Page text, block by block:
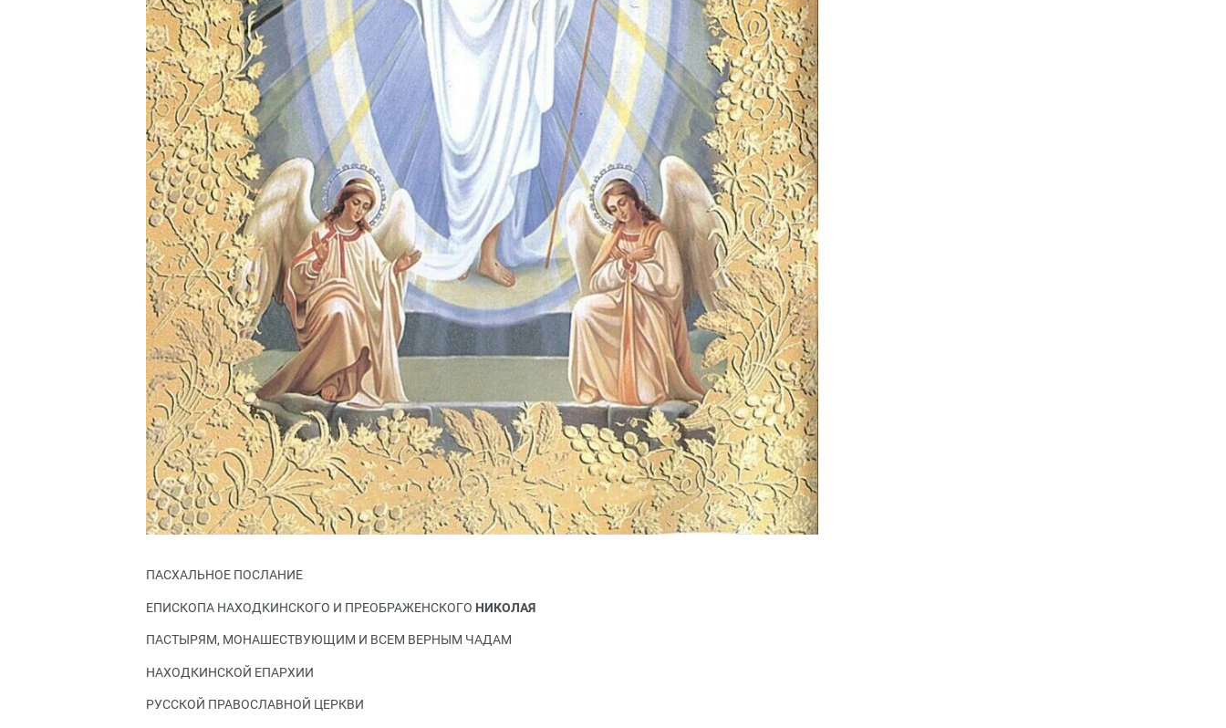
ПАСХАЛЬНОЕ ПОСЛАНИЕ
ЕПИСКОПА НАХОДКИНСКОГО И ПРЕОБРАЖЕНСКОГО НИКОЛАЯ
ПАСТЫРЯМ, МОНАШЕСТВУЮЩИМ И ВСЕМ ВЕРНЫМ ЧАДАМ
НАХОДКИНСКОЙ ЕПАРХИИ
РУССКОЙ ПРАВОСЛАВНОЙ ЦЕРКВИ